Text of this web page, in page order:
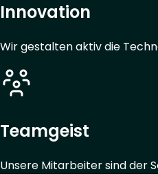
Innovation
Wir gestalten aktiv die
Teamgeist
Unsere Mitarbeiter sind der